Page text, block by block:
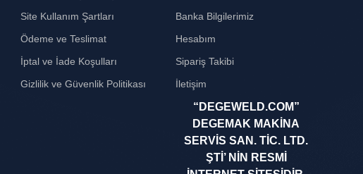
Site Kullanım Şartları
Ödeme ve Teslimat
İptal ve İade Koşulları
Gizlilik ve Güvenlik Politikası
Banka Bilgilerimiz
Hesabım
Sipariş Takibi
İletişim
“DEGEWELD.COM”
DEGEMAK MAKİNA
SERVİS SAN. TİC. LTD.
ŞTİ’ NİN RESMİ